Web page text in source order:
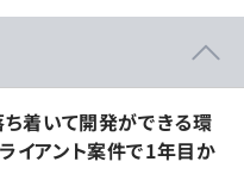
着いて開発ができる環
イアント案件で1年目か